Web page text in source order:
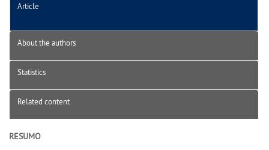
Article
About the authors
Statistics
Related content
RESUMO